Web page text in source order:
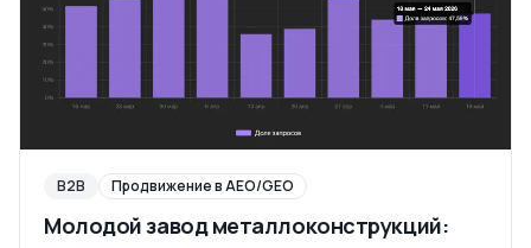
B2B Продвижение в AEO/GEO
Молодой завод металлоконструкций: